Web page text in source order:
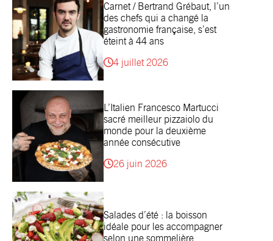
Carnet / Bertrand Grébaut, l’un
des chefs qui a changé la
gastronomie française, s’est
éteint à 44 ans
4 juillet 2026
L’Italien Francesco Martucci
sacré meilleur pizzaiolo du
monde pour la deuxième
année consécutive
26 juin 2026
Salades d’été : la boisson
idéale pour les accompagner
selon une sommelière